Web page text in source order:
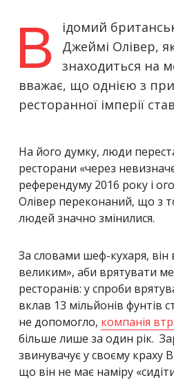
В
ідомий
Джеймі Олівер,
знаходиться на
вважає, що однією з
ресторанної імперії
На його думку, люди
ресторани «через
референдуму 2016 року і
Олівер переконаний, що з
людей значно змінилися.
За словами шеф-кухаря, він
великим», аби врятувати
ресторанів: у спроби
вклав 13 мільйонів фунтів
не допомогло, компанія
більше лише за один рік.
звинувачує у своєму краху
що він не має наміру